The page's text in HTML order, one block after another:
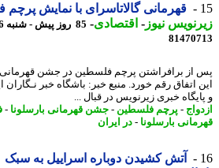
قهرمانی گالاتاسرای با نمایش پرچم
نیوز-اقتصادی-85 روز پیش - شنبه 26 اردیبهشت 1405، 15:47
برافراشتن پرچم فلسطین در جشن قهرمانی
اتفاق رقم خورد. منبع خبر: باشگاه خبر نـگاران این
خبری زیرنویس در قبال ...
-پرچم فلسطین-جشن قهرمانی بارسلونا-
بارسلونا-در ایران
آتش کشیدن دوباره اسراییل به سبک